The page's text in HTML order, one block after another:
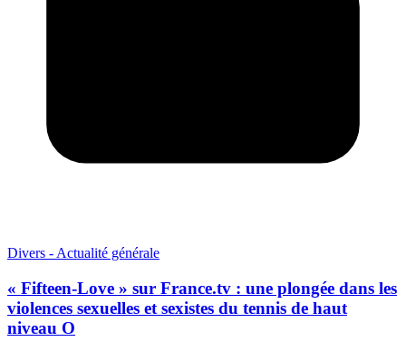
Divers - Actualité générale
« Fifteen-Love » sur France.tv : une plongée dans les
violences sexuelles et sexistes du tennis de haut
niveau O